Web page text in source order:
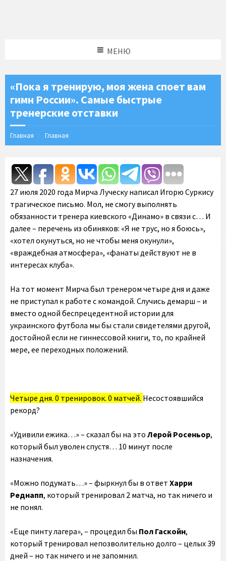
МЕНЮ
«Пока я тренирую, моя жена споет вам
гимн России». Самые быстрые
тренерские отставки
Главная Главная
27 июля 2020 года Мирча Луческу написал Игорю Суркису
трагическое письмо. Мол, не смогу выполнять
обязанности тренера киевского «Динамо» в связи с… И
далее – перечень из обиняков: «Я не трус, но я боюсь»,
«хотел окунуться, но не чтобы меня окунули»,
«враждебная атмосфера», «фанаты действуют не в
интересах клуба».
На тот момент Мирча был тренером четыре дня и даже
не приступал к работе с командой. Случись демарш – и
вместо одной беспрецедентной истории для
украинского футбола мы бы стали свидетелями другой,
достойной если не гиннессовой книги, то, по крайней
мере, ее переходных положений.
Четыре дня. 0 тренировок. 0 матчей. Несостоявшийся
рекорд?
«Удивили ежика…» – сказал бы на это Лерой Росеньор,
который был уволен спустя… 10 минут после
назначения.
«Можно подумать…» – фыркнул бы в ответ Харри
Реднапп, который тренировал 2 матча, но так ничего и
не понял.
«Еще пинту лагера», – процедил бы Пол Гаскойн,
который тренировал непозволительно долго – целых 39
дней – но так ничего и не запомнил.